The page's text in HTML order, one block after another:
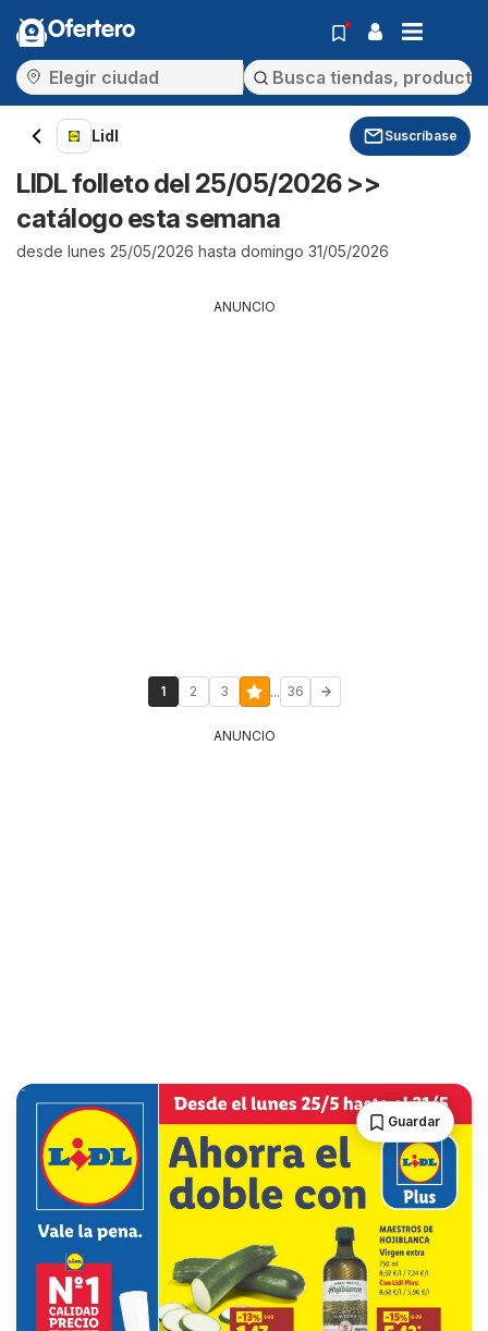
Ofertero
Lidl Suscríbase
LIDL folleto del 25/05/2026 >>
catálogo esta semana
desde lunes 25/05/2026 hasta domingo 31/05/2026
ANUNCIO
1 2 3 ... 36
ANUNCIO
Guardar